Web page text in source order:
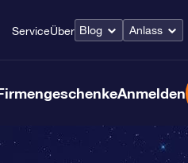
ServiceÜber Blog Anlass
Anmelden